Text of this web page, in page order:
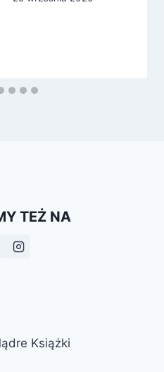
TEŻ NA
Książki